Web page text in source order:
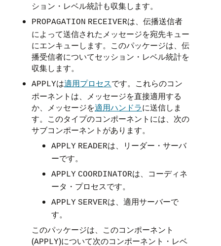
ション・レベル統計も収集します。
PROPAGATION RECEIVERは、伝播送信者
によって送信されたメッセージを宛先キュー
にエンキューします。このパッケージは、伝
播受信者についてセッション・レベル統計を
収集します。
APPLYは適用プロセスです。これらのコン
ポーネントは、メッセージを直接適用する
か、メッセージを適用ハンドラに送信しま
す。このタイプのコンポーネントには、次の
サブコンポーネントがあります。
APPLY READERは、リーダー・サーバ
ーです。
APPLY COORDINATORは、コーディネ
ータ・プロセスです。
APPLY SERVERは、適用サーバーで
す。
このパッケージは、このコンポーネント
(APPLY)について次のコンポーネント・レベ